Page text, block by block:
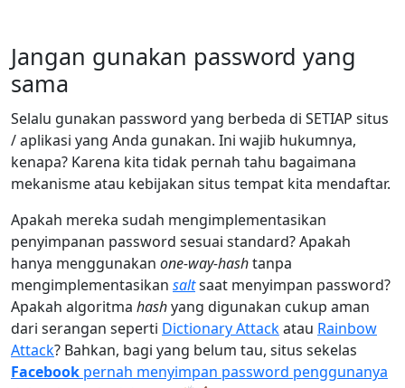
Jangan gunakan password yang
sama
Selalu gunakan password yang berbeda di SETIAP situs
/ aplikasi yang Anda gunakan. Ini wajib hukumnya,
kenapa? Karena kita tidak pernah tahu bagaimana
mekanisme atau kebijakan situs tempat kita mendaftar.
Apakah mereka sudah mengimplementasikan
penyimpanan password sesuai standard? Apakah
hanya menggunakan one-way-hashtanpa
mengimplementasikan saltsaat menyimpan password?
Apakah algoritma hashyang digunakan cukup aman
dari serangan seperti Dictionary Attackatau Rainbow
Attack? Bahkan, bagi yang belum tau, situs sekelas
Facebook pernah menyimpan password penggunanya